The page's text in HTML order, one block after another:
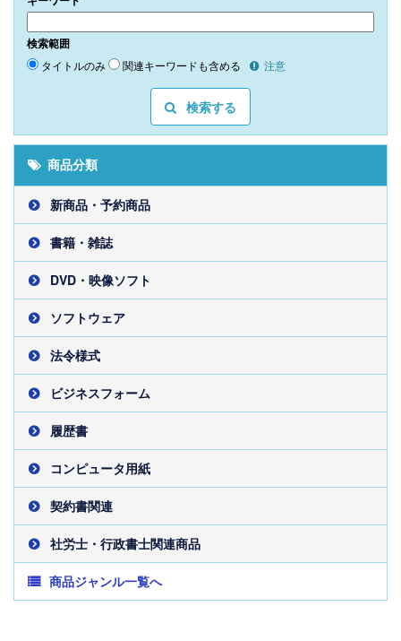
検索範囲
タイトルのみ 関連キーワードも含める 注意
検索する
商品分類
新商品・予約商品
書籍・雑誌
DVD・映像ソフト
ソフトウェア
法令様式
ビジネスフォーム
履歴書
コンピュータ用紙
契約書関連
社労士・行政書士関連商品
商品ジャンル一覧へ